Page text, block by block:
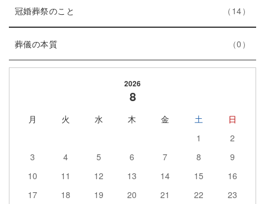
数
ト
リ
数
冠婚葬祭のこと
ン
リ
14
葬儀の本質エ
ン
数
0
件
2026
8
月 火 水 木 金 土
日
1
2
3
4 5 6 7 8
9
10
11 12 13 14 15
16
17
18 19 20 21 22 23